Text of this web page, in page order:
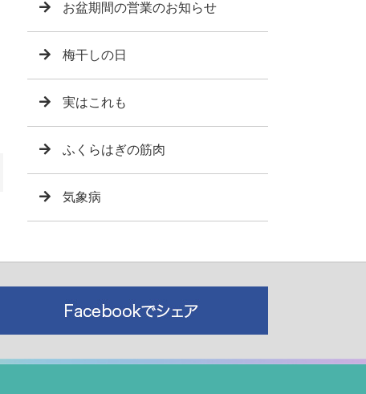
お盆期間の営業のお知らせ
梅干しの日
実はこれも
ふくらはぎの筋肉
気象病